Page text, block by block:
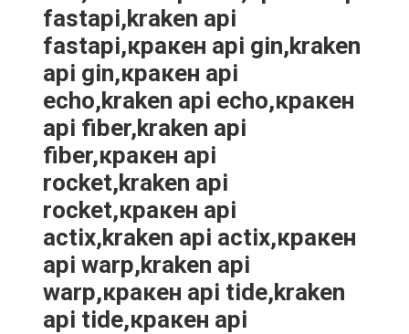
fastapi,kraken api
fastapi,кракен api gin,kraken
api gin,кракен api
echo,kraken api echo,кракен
api fiber,kraken api
fiber,кракен api
rocket,kraken api
rocket,кракен api
actix,kraken api actix,кракен
api warp,kraken api
warp,кракен api tide,kraken
api tide,кракен api